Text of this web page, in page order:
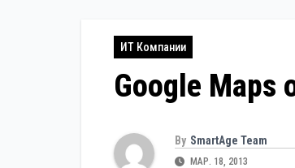
ИТ Компании
Google Maps
By SmartAge Team
МАР. 18, 2013